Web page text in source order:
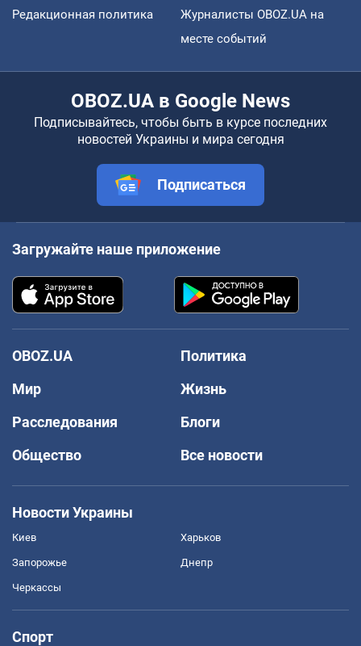
Редакционная политика
Журналисты OBOZ.UA на
месте событий
OBOZ.UA в Google News
Подписывайтесь, чтобы быть в курсе последних
новостей Украины и мира сегодня
Подписаться
Загружайте наше приложение
OBOZ.UA
Политика
Мир
Жизнь
Расследования
Блоги
Общество
Все новости
Новости Украины
Киев Харьков
Запорожье Днепр
Черкассы
Спорт